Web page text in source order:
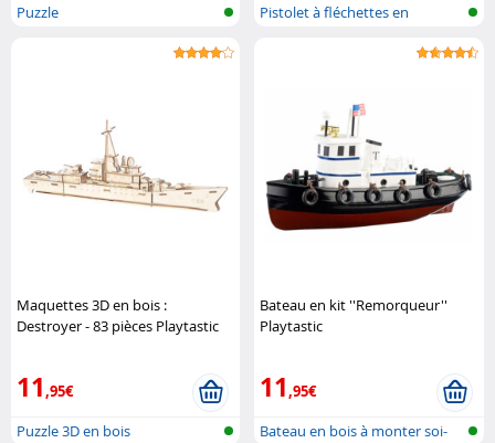
Puzzle
Pistolet à fléchettes en
Maquettes 3D en bois :
Destroyer - 83 pièces Playtastic
11,95€
Puzzle 3D en bois
Bateau en kit ''Remorqueur''
Playtastic
11,95€
Bateau en bois à monter soi-